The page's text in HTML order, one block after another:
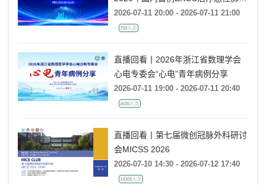
塞经验分享
2026-07-11 20:00 - 2026-07-11 21:00
750人次
直播回看丨2026年浙江省数理学会
心电专委会“心电”青年病例分享
2026-07-11 19:00 - 2026-07-11 20:40
4030人次
直播回看丨第七届微创冠脉外科研讨
会MICSS 2026
2026-07-10 14:30 - 2026-07-12 17:40
14303人次